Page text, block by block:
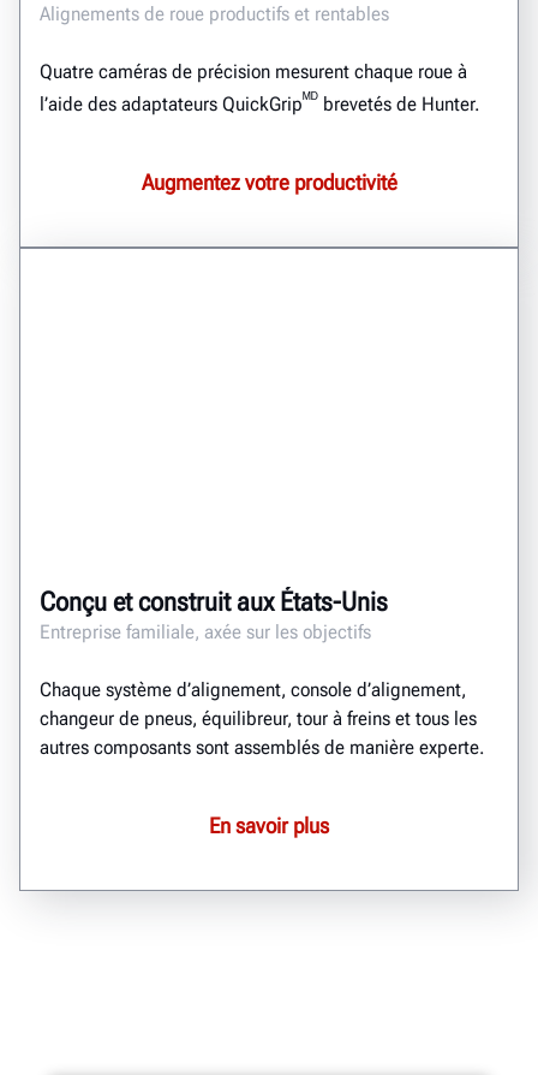
Alignements de roue productifs et rentables
Quatre caméras de précision mesurent chaque roue à
l’aide des adaptateurs QuickGripᴹᴰ brevetés de Hunter.
Augmentez votre productivité
Conçu et construit aux États-Unis
Entreprise familiale, axée sur les objectifs
Chaque système d’alignement, console d’alignement,
changeur de pneus, équilibreur, tour à freins et tous les
autres composants sont assemblés de manière experte.
En savoir plus